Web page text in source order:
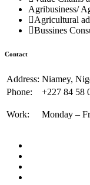
Agribusiness/
Agricultural
Bussines
Contact
Address: Niamey,
Phone:
+227 84 58
Work: Monday –